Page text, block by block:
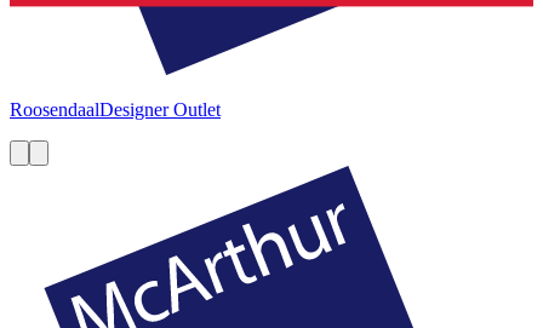
RoosendaalDesigner Outlet